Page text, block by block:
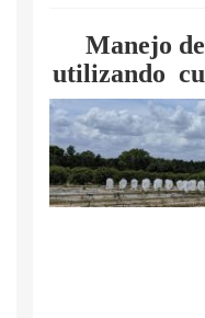
Manejo
utilizando